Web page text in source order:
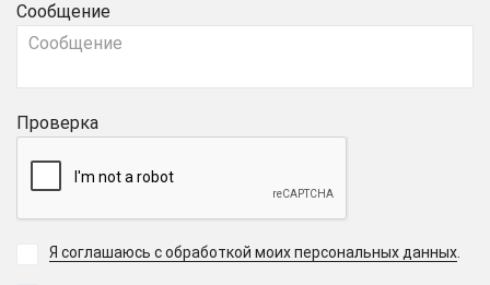
Сообщение
Проверка
Я соглашаюсь с обработкой моих персональных данных